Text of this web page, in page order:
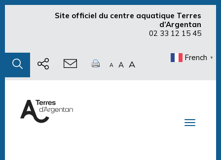
Site officiel du centre aquatique Terres
d’Argentan
02 33 12 15 45
A A A
French ▼
Toggle